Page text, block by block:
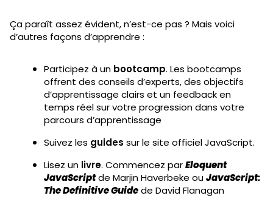
Ça paraît assez évident, n’est-ce pas ? Mais voici
d’autres façons d’apprendre :
Participez à un bootcamp. Les bootcamps
offrent des conseils d’experts, des objectifs
d’apprentissage clairs et un feedback en
temps réel sur votre progression dans votre
parcours d’apprentissage
Suivez les guides sur le site officiel JavaScript.
Lisez un livre. Commencez parEloquent
JavaScriptde Marjin Haverbeke ouJavaScript:
The Definitive Guidede David Flanagan